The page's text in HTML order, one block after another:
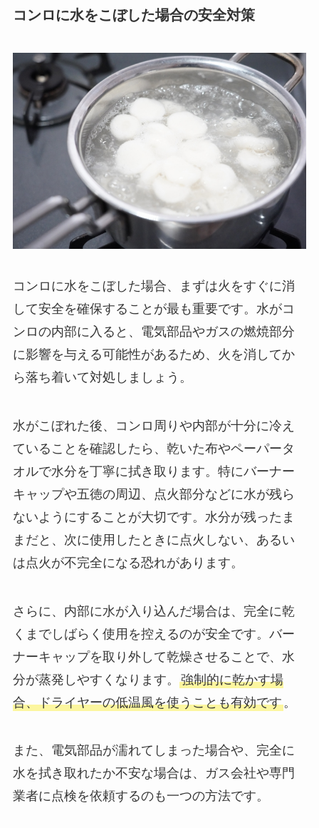
コンロに水をこぼした場合の安全対策
コンロに水をこぼした場合、まずは火をすぐに消
して安全を確保することが最も重要です。水がコ
ンロの内部に入ると、電気部品やガスの燃焼部分
に影響を与える可能性があるため、火を消してか
ら落ち着いて対処しましょう。
水がこぼれた後、コンロ周りや内部が十分に冷え
ていることを確認したら、乾いた布やペーパータ
オルで水分を丁寧に拭き取ります。特にバーナー
キャップや五徳の周辺、点火部分などに水が残ら
ないようにすることが大切です。水分が残ったま
まだと、次に使用したときに点火しない、あるい
は点火が不完全になる恐れがあります。
さらに、内部に水が入り込んだ場合は、完全に乾
くまでしばらく使用を控えるのが安全です。バー
ナーキャップを取り外して乾燥させることで、水
分が蒸発しやすくなります。 強制的に乾かす場
合、ドライヤーの低温風を使うことも有効です。
また、電気部品が濡れてしまった場合や、完全に
水を拭き取れたか不安な場合は、ガス会社や専門
業者に点検を依頼するのも一つの方法です。